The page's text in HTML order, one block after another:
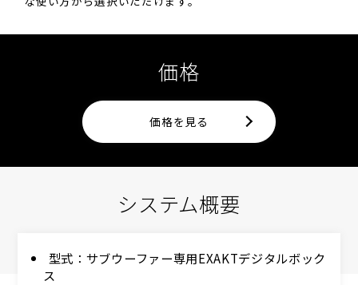
価格
価格を見る
システム概要
型式：サブウーファー専用EXAKTデジタルボック
ス